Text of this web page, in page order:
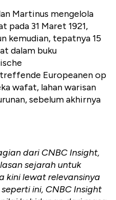
Martinus mengelola
pada 31 Maret 1921,
kemudian, tepatnya 15
dalam buku
Europeanen op
wafat, lahan warisan
sebelum akhirnya
dari CNBC Insight,
sejarah untuk
kini lewat relevansinya
ini, CNBC Insight